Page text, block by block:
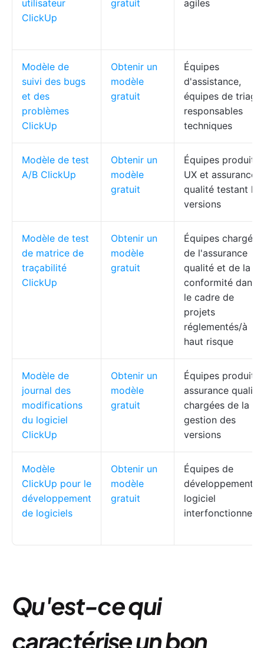
utilisateur
ClickUp
gratuit
agiles
Modèle de
suivi des bugs
et des
problèmes
ClickUp
Obtenir un
modèle
gratuit
Équipes
d'assistance,
équipes de triage,
responsables
techniques
Modèle de test
A/B ClickUp
Obtenir un
modèle
gratuit
Équipes produit,
UX et assurance
qualité testant les
versions
Modèle de test
de matrice de
traçabilité
ClickUp
Obtenir un
modèle
gratuit
Équipes chargées
de l'assurance
qualité et de la
conformité dans
le cadre de
projets
réglementés/à
haut risque
Modèle de
journal des
modifications
du logiciel
ClickUp
Obtenir un
modèle
gratuit
Équipes produit
assurance qualité
chargées de la
gestion des
versions
Modèle
ClickUp pour le
développement
de logiciels
Obtenir un
modèle
gratuit
Équipes de
développement
logiciel
Qu'est-ce qui
caractérise un bon